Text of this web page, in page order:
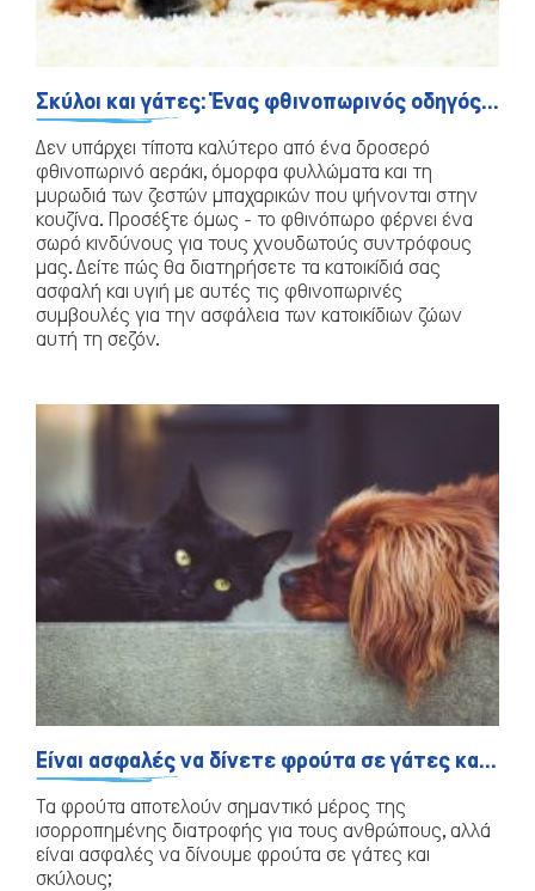
Πτηνά
Μικρά ζώα
Σκύλοι και γάτες: Ένας φθινοπωρινός οδηγός ασφάλειας!
Δεν υπάρχει τίποτα καλύτερο από ένα δροσερό
φθινοπωρινό αεράκι, όμορφα φυλλώματα και τη
μυρωδιά των ζεστών μπαχαρικών που ψήνονται στην
κουζίνα. Προσέξτε όμως - το φθινόπωρο φέρνει ένα
σωρό κινδύνους για τους χνουδωτούς συντρόφους
μας. Δείτε πώς θα διατηρήσετε τα κατοικίδιά σας
ασφαλή και υγιή με αυτές τις φθινοπωρινές
συμβουλές για την ασφάλεια των κατοικίδιων ζώων
αυτή τη σεζόν.
Είναι ασφαλές να δίνετε φρούτα σε γάτες και σκύλους;
Τα φρούτα αποτελούν σημαντικό μέρος της
ισορροπημένης διατροφής για τους ανθρώπους, αλλά
είναι ασφαλές να δίνουμε φρούτα σε γάτες και
σκύλους;